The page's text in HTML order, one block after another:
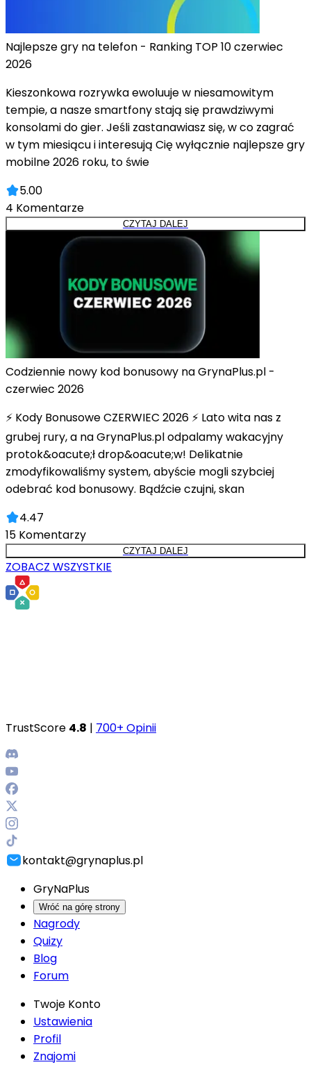
Najlepsze gry na telefon - Ranking TOP 10 czerwiec
2026
Kieszonkowa rozrywka ewoluuje w niesamowitym
tempie, a nasze smartfony stają się prawdziwymi
konsolami do gier. Jeśli zastanawiasz się, w co zagrać
w tym miesiącu i interesują Cię wyłącznie najlepsze gry
mobilne 2026 roku, to świe
5.00
4 Komentarze
CZYTAJ DALEJ
Codziennie nowy kod bonusowy na GrynaPlus.pl -
czerwiec 2026
⚡ Kody Bonusowe CZERWIEC 2026 ⚡ Lato wita nas z
grubej rury, a na GrynaPlus.pl odpalamy wakacyjny
protok&oacute;ł drop&oacute;w! Delikatnie
zmodyfikowaliśmy system, abyście mogli szybciej
odebrać kod bonusowy. Bądźcie czujni, skan
4.47
15 Komentarzy
CZYTAJ DALEJ
ZOBACZ WSZYSTKIE
TrustScore 4.8 | 700+ Opinii
kontakt@grynaplus.pl
GryNaPlus
Wróć na górę strony
Nagrody
Quizy
Blog
Forum
Twoje Konto
Ustawienia
Profil
Znajomi